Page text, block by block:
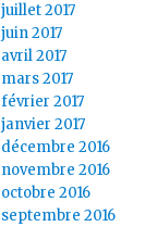
juillet 2017
juin 2017
avril 2017
mars 2017
février 2017
janvier 2017
décembre 2016
novembre 2016
octobre 2016
septembre 2016